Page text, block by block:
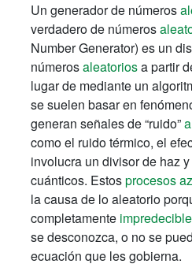
Un generador de números
verdadero de números
Number Generator) es un
númerosaleatoriosa partir
lugar de mediante un
se suelen basar en
generan señales de “ruido”
como el ruido térmico, el
involucra un divisor de haz
cuánticos. Estosprocesos
la causa de lo aleatorio
completamente
se desconozca, o no se
ecuación que les gobierna.